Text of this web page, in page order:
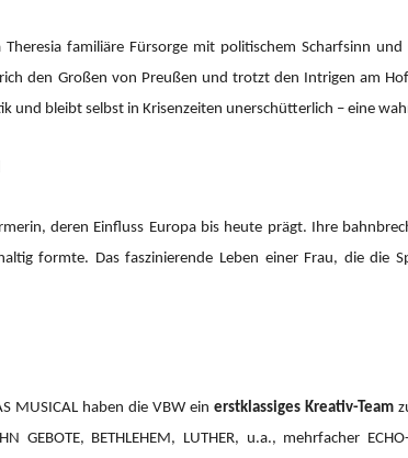
familiäre Fürsorge mit politischem Scharfsinn
den Großen von Preußen und trotzt den Intrigen am
und bleibt selbst in Krisenzeiten unerschütterlich – eine
deren Einfluss Europa bis heute prägt. Ihre
formte. Das faszinierende Leben einer Frau, die
MUSICAL haben die VBW ein erstklassiges Kreativ-Team
GEBOTE, BETHLEHEM, LUTHER, u.a., mehrfacher